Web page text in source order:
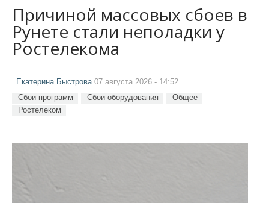
Причиной массовых сбоев в
Рунете стали неполадки у
Ростелекома
Екатерина Быстрова07 августа 2026 - 14:52
Сбои программ Сбои оборудования
Общее
Ростелеком